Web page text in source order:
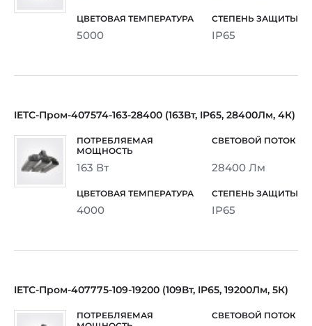
5000 IP65
IETC-Пром-407574-163-28400 (163Вт, IP65, 28400Лм, 4К)
163 Вт 28400 Лм
4000 IP65
IETC-Пром-407775-109-19200 (109Вт, IP65, 19200Лм, 5К)